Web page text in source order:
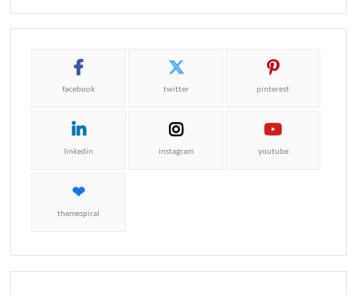
facebook twitter pinterest
linkedin instagram youtube
themespiral